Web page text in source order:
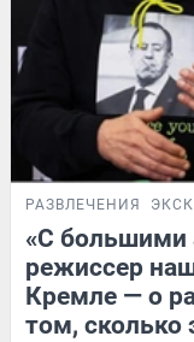
РАЗВЛЕЧЕНИЯ
«С большими
режиссер
Кремле — о
том, сколько